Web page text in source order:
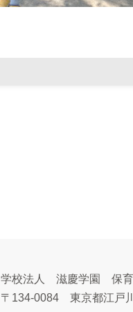
学校法人 滋慶学園 保育
〒134-0084 東京都江戸